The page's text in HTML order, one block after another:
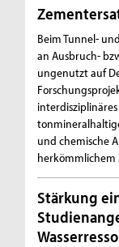
Beim Tunnel-
an Ausbruch-
ungenutzt auf
und chemische
Stärkung